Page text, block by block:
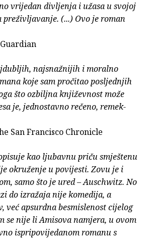
vrijedan divljenja i užasa u svojoj
(...) Ovo je roman
najsnažnijih i moralno
koje sam pročitao posljednjih
što ozbiljna književnost može
je, jednostavno rečeno, remek-
San Francisco Chronicle
kao ljubavnu priču smještenu
okruženje u povijesti. Zovu je i
samo što je ured – Auschwitz. No
do izražaja nije komedija, a
već apsurdna besmislenost cijelog
se nije li Amisova namjera, u ovom
ispripovijedanom romanu s